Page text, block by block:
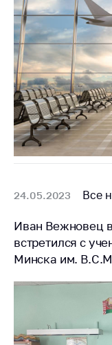
Обучение
вопросам
политики
24.05.2023 Все
Иван Вежновец
встретился с
Минска им.